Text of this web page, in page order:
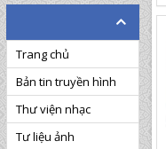
Trang chủ
Bản tin truyền hình
Thư viện nhạc
Tư liệu ảnh